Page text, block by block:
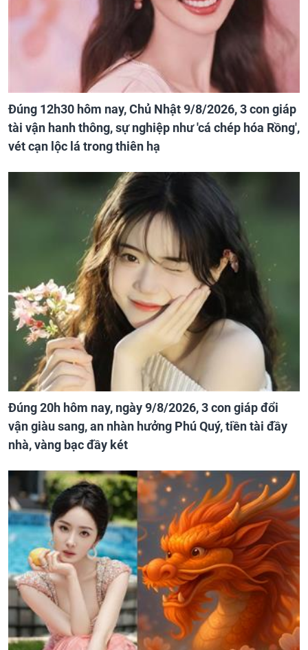
Đúng 12h30 hôm nay, Chủ Nhật 9/8/2026, 3 con giáp
tài vận hanh thông, sự nghiệp như 'cá chép hóa Rồng',
vét cạn lộc lá trong thiên hạ
Đúng 20h hôm nay, ngày 9/8/2026, 3 con giáp đổi
vận giàu sang, an nhàn hưởng Phú Quý, tiền tài đầy
nhà, vàng bạc đầy két